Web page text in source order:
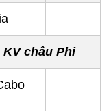
châu Phi